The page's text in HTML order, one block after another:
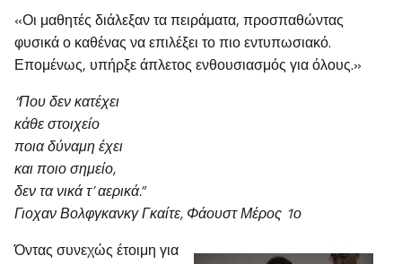
«Οι μαθητές διάλεξαν τα πειράματα, προσπαθώντας
φυσικά ο καθένας να επιλέξει το πιο εντυπωσιακό.
Επομένως, υπήρξε άπλετος ενθουσιασμός για όλους.»
“Που δεν κατέχει
κάθε στοιχείο
ποια δύναμη έχει
και ποιο σημείο,
δεν τα νικά τ’ αερικά.”
Γιοχαν Βολφγκανκγ Γκαίτε, Φάουστ Μέρος 1ο
Όντας συνεχώς έτοιμη για